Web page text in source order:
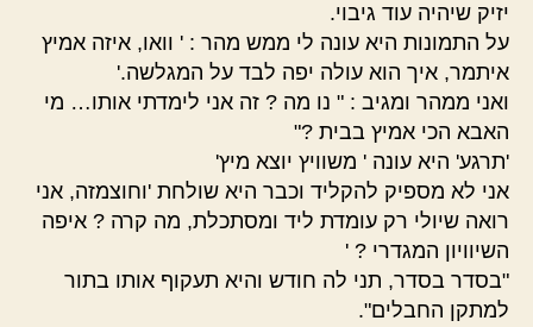
יזיק שיהיה עוד גיבוי.
על התמונות היא עונה לי ממש מהר : ' וואו, איזה אמיץ
איתמר, איך הוא עולה יפה לבד על המגלשה.'
ואני ממהר ומגיב : " נו מה ? זה אני לימדתי אותו… מי
האבא הכי אמיץ בבית ?"
'תרגע' היא עונה ' משוויץ יוצא מיץ'
אני לא מספיק להקליד וכבר היא שולחת 'וחוצמזה, אני
רואה שיולי רק עומדת ליד ומסתכלת, מה קרה ? איפה
השיוויון המגדרי ? '
"בסדר בסדר, תני לה חודש והיא תעקוף אותו בתור
למתקן החבלים".